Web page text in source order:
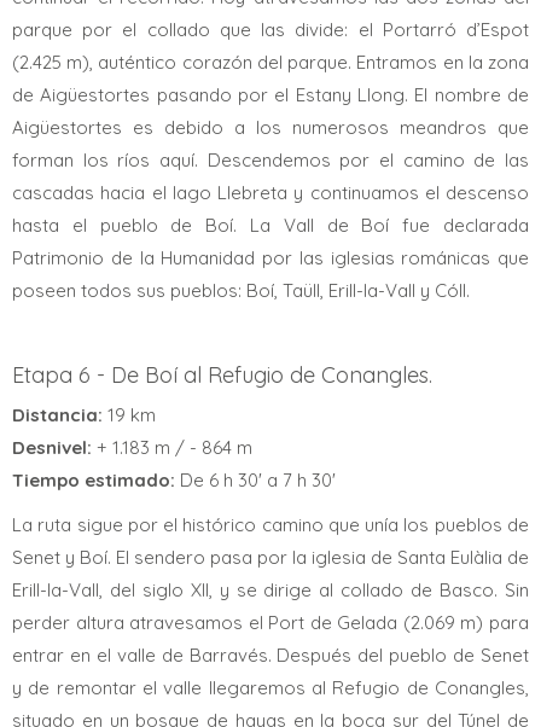
parque por el collado que las divide: el Portarró d’Espot
(2.425 m), auténtico corazón del parque. Entramos en la zona
de Aigüestortes pasando por el Estany Llong. El nombre de
Aigüestortes es debido a los numerosos meandros que
forman los ríos aquí. Descendemos por el camino de las
cascadas hacia el lago Llebreta y continuamos el descenso
hasta el pueblo de Boí. La Vall de Boí fue declarada
Patrimonio de la Humanidad por las iglesias románicas que
poseen todos sus pueblos: Boí, Taüll, Erill-la-Vall y Cóll.
Etapa 6 - De Boí al Refugio de Conangles.
Distancia: 19 km
Desnivel: + 1.183 m / - 864 m
Tiempo estimado: De 6 h 30' a 7 h 30'
La ruta sigue por el histórico camino que unía los pueblos de
Senet y Boí. El sendero pasa por la iglesia de Santa Eulàlia de
Erill-la-Vall, del siglo XII, y se dirige al collado de Basco. Sin
perder altura atravesamos el Port de Gelada (2.069 m) para
entrar en el valle de Barravés. Después del pueblo de Senet
y de remontar el valle llegaremos al Refugio de Conangles,
situado en un bosque de hayas en la boca sur del Túnel de